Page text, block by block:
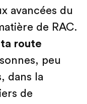
avancées du
de RAC.
route
peu
dans la
de